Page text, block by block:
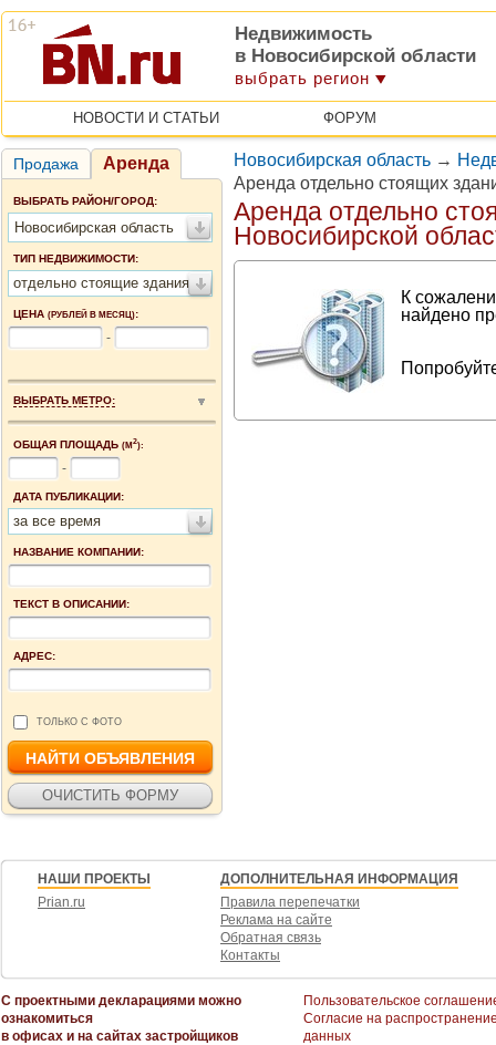
Недвижимость
в Новосибирской области
выбрать регион
НОВОСТИ И СТАТЬИ ФОРУМ
Продажа Аренда
ВЫБРАТЬ РАЙОН/ГОРОД:
Новосибирская область
ТИП НЕДВИЖИМОСТИ:
отдельно стоящие здания
ЦЕНА (РУБЛЕЙ В МЕСЯЦ):
-
ВЫБРАТЬ МЕТРО:
ОБЩАЯ ПЛОЩАДЬ (М2):
-
ДАТА ПУБЛИКАЦИИ:
за все время
НАЗВАНИЕ КОМПАНИИ:
ТЕКСТ В ОПИСАНИИ:
АДРЕС:
ТОЛЬКО С ФОТО
Новосибирская область →
Аренда отдельно стоящих
Аренда отдельно
Новосибирской
К
найдено
НАШИ ПРОЕКТЫ
Prian.ru
ДОПОЛНИТЕЛЬНАЯ ИНФОРМАЦИЯ
Правила перепечатки
Реклама на сайте
Обратная связь
Контакты
С проектными декларациями можно
ознакомиться
в офисах и на сайтах застройщиков
Пользовательское
Согласие на
данных